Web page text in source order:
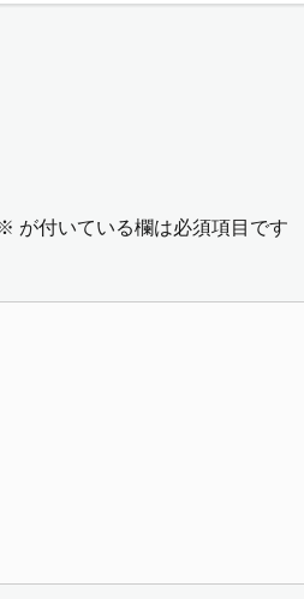
が付いている欄は必須項目です